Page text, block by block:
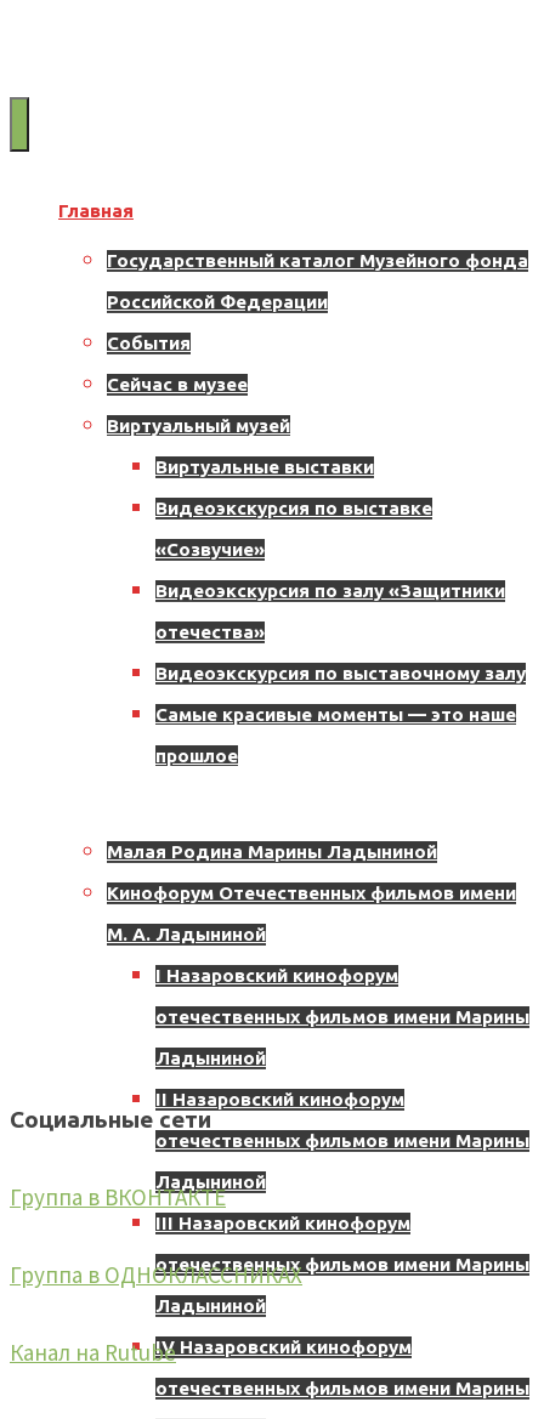
"Музейно-
выставочный
Назаровского
муниципального
округа
Главная
Государственный каталог Музейного фонда
Российской Федерации
События
Сейчас в музее
Виртуальный музей
Виртуальные выставки
Видеоэкскурсия по выставке
«Созвучие»
Видеоэкскурсия по залу «Защитники
отечества»
Видеоэкскурсия по выставочному залу
Самые красивые моменты — это наше
прошлое
Малая Родина Марины Ладыниной
Кинофорум Отечественных фильмов имени
М. А. Ладыниной
I Назаровский кинофорум
отечественных фильмов имени Марины
Ладыниной
II Назаровский кинофорум
отечественных фильмов имени Марины
Ладыниной
III Назаровский кинофорум
отечественных фильмов имени Марины
Ладыниной
IV Назаровский кинофорум
отечественных фильмов имени Марины
Территория надежды
Приглашаем жителей и
гостей нашего города
посетить обзорную
экскурсию по залам
музея с постоянными
экспозициями.
Музейный урок
«Непокоренный
Ленинград»
Социальные сети
Группа в ВКОНТАКТЕ
Группа в ОДНОКЛАССНИКАХ
Канал на Rutube